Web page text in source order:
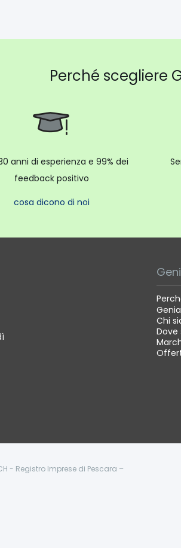
Perché scegliere
anni di esperienza e 99% dei
feedback positivo
cosa dicono di noi
Chi
Dove
- Registro Imprese di Pescara –